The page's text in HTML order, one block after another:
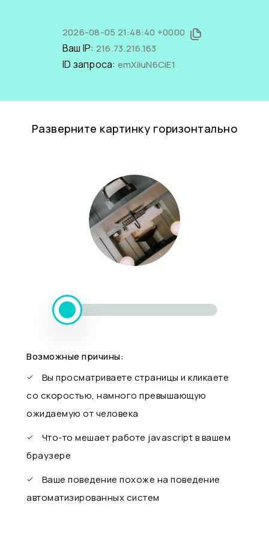
2026-08-05 21:48:40 +0000
Ваш IP: 216.73.216.163
ID запроса: emXiiuN6CiE1
Разверните картинку горизонтально
Возможные причины:
Вы просматриваете страницы и кликаете
со скоростью, намного превышающую
ожидаемую от человека
Что-то мешает работе javascript в вашем
браузере
Ваше поведение похоже на поведение
автоматизированных систем